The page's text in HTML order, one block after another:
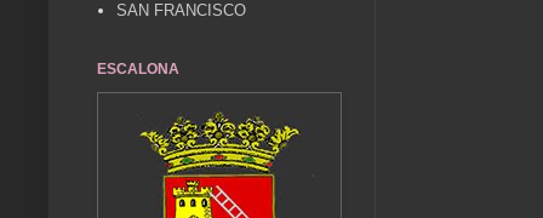
SAN FRANCISCO
ESCALONA